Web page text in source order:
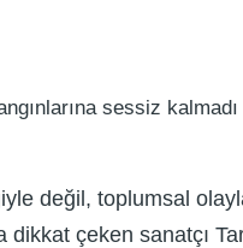
değil, toplumsal
dikkat çeken sanatçı